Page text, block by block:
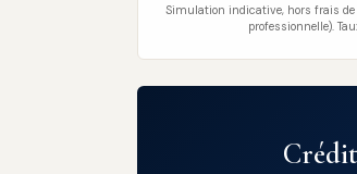
Simulation indicative, hors frais de
professionnelle).
Crédit